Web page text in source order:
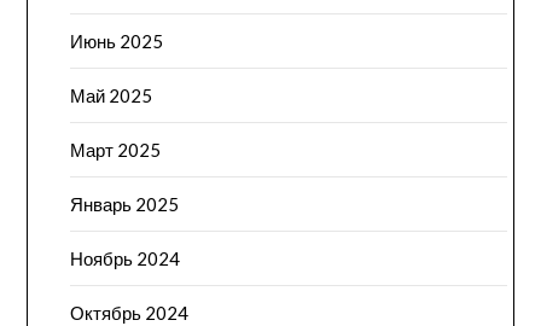
Июнь 2025
Май 2025
Март 2025
Январь 2025
Ноябрь 2024
Октябрь 2024